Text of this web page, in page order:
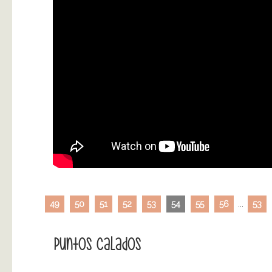
49 50 51 52 53 54 55 56 53
Puntos Calados